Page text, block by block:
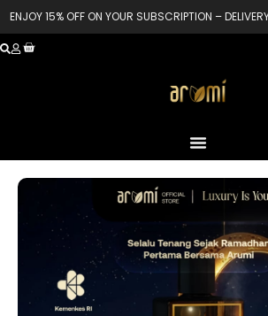
ENJOY 15% OFF ON YOUR SUBSCRIPTION –